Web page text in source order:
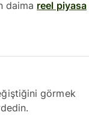
daima reel piyasa
görmek